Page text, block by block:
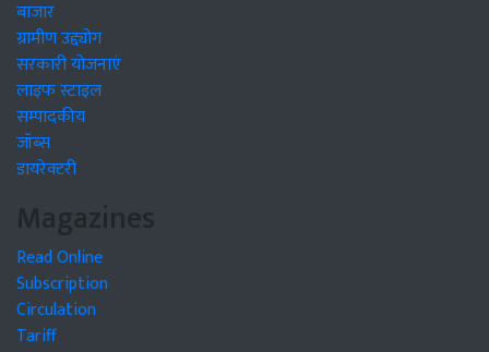
बाजार
ग्रामीण उद्द्योग
सरकारी योजनाएं
लाइफ स्टाइल
सम्पादकीय
जॉब्स
डायरेक्टरी
Magazines
Read Online
Subscription
Circulation
Tariff